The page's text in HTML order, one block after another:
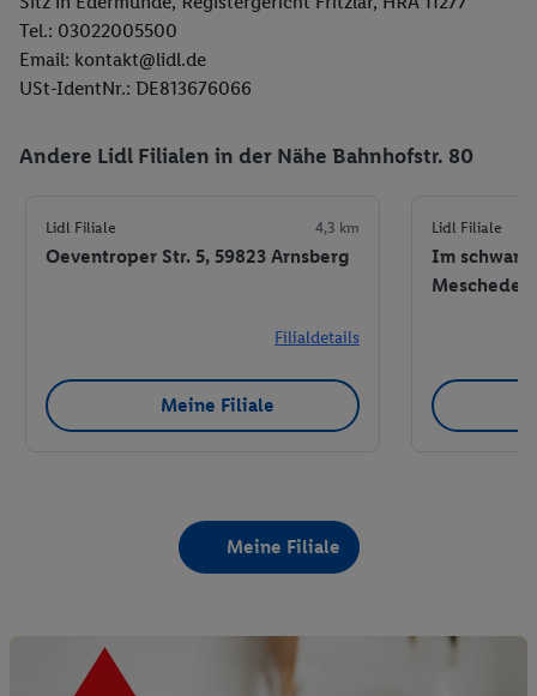
Tel.: 03022005500
Email: kontakt@lidl.de
USt-IdentNr.: DE813676066
Andere Lidl Filialen in der Nähe Bahnhofstr. 80
Lidl Filiale 4,3 km
Oeventroper Str. 5, 59823 Arnsberg
Filialdetails
Meine Filiale
Lidl Filiale
Im
Meschede
Meine Filiale